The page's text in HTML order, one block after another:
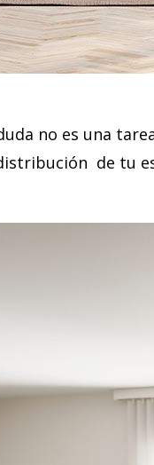
no es una
de tu